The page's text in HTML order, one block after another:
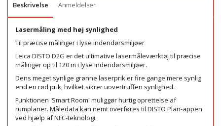
Beskrivelse Anmeldelser
Lasermåling med høj synlighed
Til præcise målinger i lyse indendørsmiljøer
Leica DISTO D2G er det ultimative lasermåleværktøj til præcise
målinger op til 120 m i lyse indendørsmiljøer.
Dens meget synlige grønne laserprik er fire gange mere synlig
end en rød prik, hvilket sikrer uovertruffen synlighed.
Funktionen 'Smart Room' muliggør hurtig oprettelse af
rumplaner. Måledata kan nemt overføres til DISTO Plan-appen
ved hjælp af NFC-teknologi.